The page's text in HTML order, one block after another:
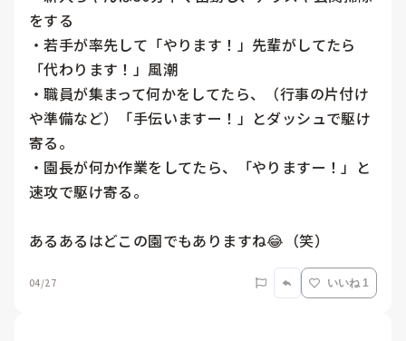
をする
・若手が率先して「やります！」先輩がしてたら
「代わります！」風潮
・職員が集まって何かをしてたら、（行事の片付け
や準備など）「手伝いますー！」とダッシュで駆け
寄る。
・園長が何か作業をしてたら、「やりますー！」と
速攻で駆け寄る。
あるあるはどこの園でもありますね😂（笑）
04/27 いいね 1